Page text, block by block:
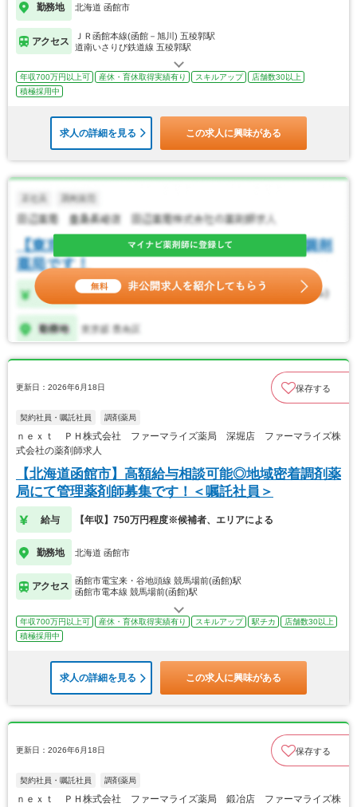
勤務地 北海道 函館市
アクセス
ＪＲ函館本線(函館－旭川) 五稜郭駅
道南いさりび鉄道線 五稜郭駅
年収700万円以上可 産休・育休取得実績有り スキルアップ
店舗数30以上
積極採用中
求人の詳細を見る この求人に興味がある
更新日：2026年6月18日 保存する
契約社員・嘱託社員 調剤薬局
ｎｅｘｔ ＰＨ株式会社 ファーマライズ薬局 深堀店 ファーマライズ株
式会社の薬剤師求人
【北海道函館市】高額給与相談可能◎地域密着調剤薬
局にて管理薬剤師募集です！＜嘱託社員＞
給与 【年収】750万円程度※候補者、エリアによる
勤務地 北海道 函館市
アクセス
函館市電宝来・谷地頭線 競馬場前(函館)駅
函館市電本線 競馬場前(函館)駅
年収700万円以上可 産休・育休取得実績有り スキルアップ 駅チカ
店舗数30以上
積極採用中
求人の詳細を見る この求人に興味がある
更新日：2026年6月18日 保存する
契約社員・嘱託社員 調剤薬局
ｎｅｘｔ ＰＨ株式会社 ファーマライズ薬局 鍛冶店 ファーマライズ株